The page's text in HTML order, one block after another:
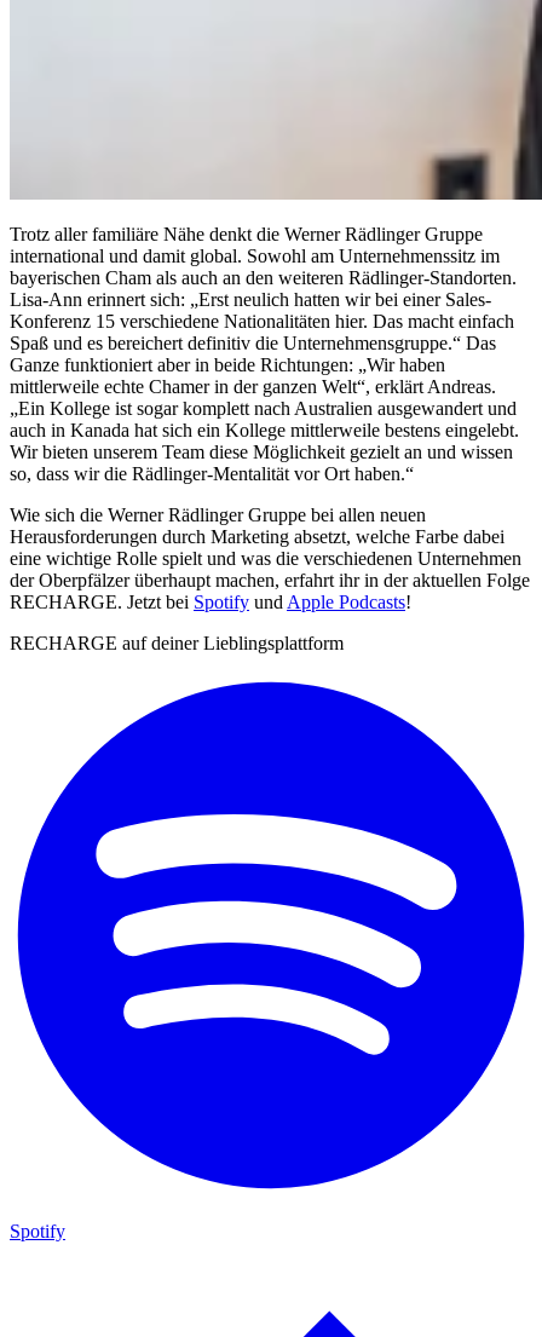
Trotz aller familiäre Nähe denkt die Werner Rädlinger Gruppe
international und damit global. Sowohl am Unternehmenssitz im
bayerischen Cham als auch an den weiteren Rädlinger-Standorten.
Lisa-Ann erinnert sich: „Erst neulich hatten wir bei einer Sales-
Konferenz 15 verschiedene Nationalitäten hier. Das macht einfach
Spaß und es bereichert definitiv die Unternehmensgruppe.“ Das
Ganze funktioniert aber in beide Richtungen: „Wir haben
mittlerweile echte Chamer in der ganzen Welt“, erklärt Andreas.
„Ein Kollege ist sogar komplett nach Australien ausgewandert und
auch in Kanada hat sich ein Kollege mittlerweile bestens eingelebt.
Wir bieten unserem Team diese Möglichkeit gezielt an und wissen
so, dass wir die Rädlinger-Mentalität vor Ort haben.“
Wie sich die Werner Rädlinger Gruppe bei allen neuen
Herausforderungen durch Marketing absetzt, welche Farbe dabei
eine wichtige Rolle spielt und was die verschiedenen Unternehmen
der Oberpfälzer überhaupt machen, erfahrt ihr in der aktuellen Folge
RECHARGE. Jetzt bei Spotify und Apple Podcasts!
RECHARGE auf deiner Lieblingsplattform
Spotify